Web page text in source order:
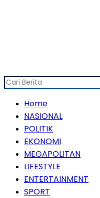
Home
NASIONAL
POLITIK
EKONOMI
MEGAPOLITAN
LIFESTYLE
ENTERTAINMENT
SPORT